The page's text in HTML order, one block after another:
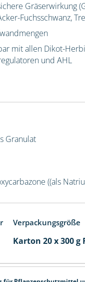
Gräserwirkung
Fuchsschwanz,
mit allen Dikot-
und AHL
Granulat
((als
Verpackungsgröße
Karton 20 x 300 g